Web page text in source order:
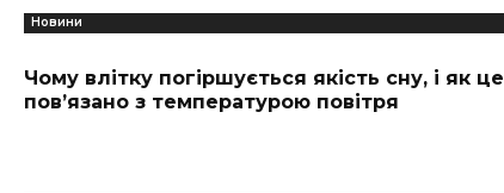
Новини
Чому влітку погіршується якість сну, і як це
пов’язано з температурою повітря